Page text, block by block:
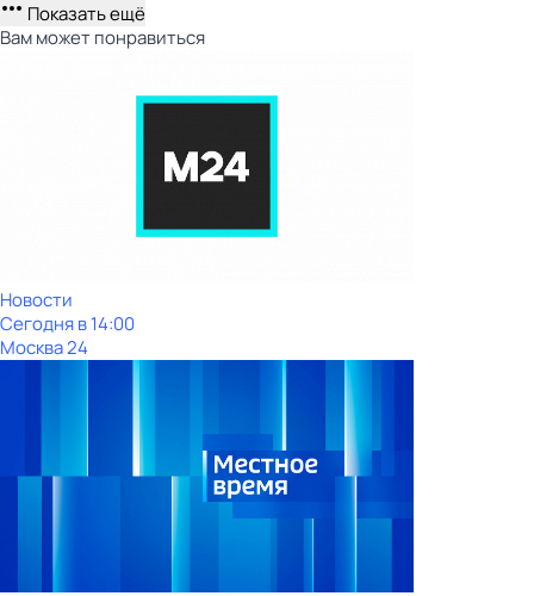
Показать ещё
Вам может понравиться
Новости
Сегодня в 14:00
Москва 24